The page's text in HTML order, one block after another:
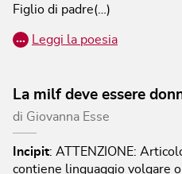
Figlio di padre(…)
… Leggi la poesia
La milf deve essere
di Giovanna Esse
Incipit: ATTENZIONE:
contiene linguaggio volgare